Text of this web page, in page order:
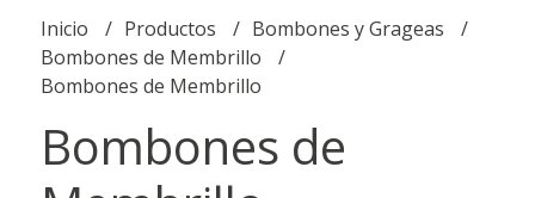
Inicio Productos
Bombones y Grageas
Bombones de Membrillo
Bombones de Membrillo
Bombones de